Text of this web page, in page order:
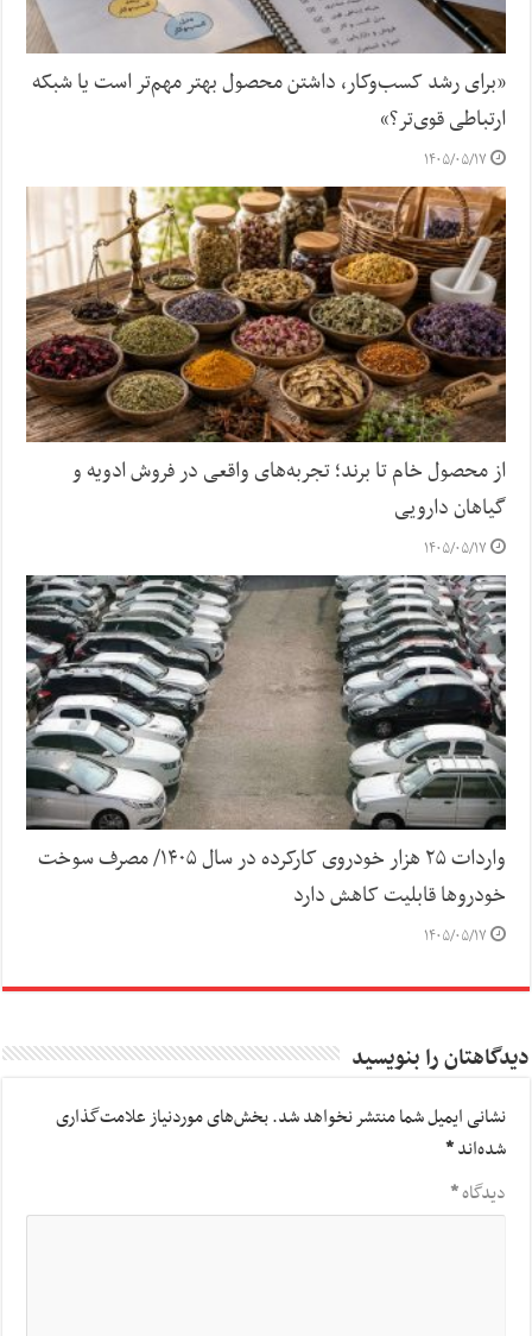
«برای رشد کسب‌وکار، داشتن محصول بهتر مهم‌تر است یا شبکه
ارتباطی قوی‌تر؟»
۱۴۰۵/۰۵/۱۷
از محصول خام تا برند؛ تجربه‌های واقعی در فروش ادویه و
گیاهان دارویی
۱۴۰۵/۰۵/۱۷
واردات ۲۵ هزار خودروی کارکرده در سال ۱۴۰۵/ مصرف سوخت
خودرو‌ها قابلیت کاهش دارد
۱۴۰۵/۰۵/۱۷
دیدگاهتان را بنویسید
نشانی ایمیل شما منتشر نخواهد شد.بخش‌های موردنیاز علامت‌گذاری
شده‌اند*
دیدگاه*